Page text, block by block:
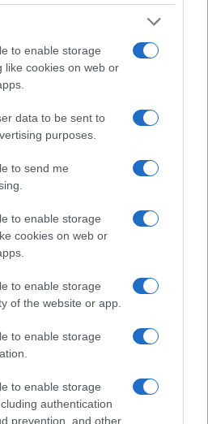
to enable storage
like cookies on web or
data to be sent to
purposes.
to send me
to enable storage
cookies on web or
to enable storage
of the website or app.
to enable storage
to enable storage
authentication
prevention, and other
εκπαιδευτικών που να
συνθήκες και παιδαγωγικές
συνέπεια, χάνεται
συνθήκη που μόνο
των Ελλήνων μαθητών του
αποσπάσεις και οι
Εάν επαναληφθεί το
ελλιπώς
ότι η ρύθμιση που
κανένα επιπλέον αξιοσημείωτο
δεν αυξάνεται ο αριθμός
το λαμβάνουν, αφού στη θέση
ούτως ή άλλως, άλλοι
Απεναντίας, η διευθέτηση
γιατί μειώνονται τα έξοδα
επιστροφής, τα οποία
αριθμό εκπαιδευτικών.